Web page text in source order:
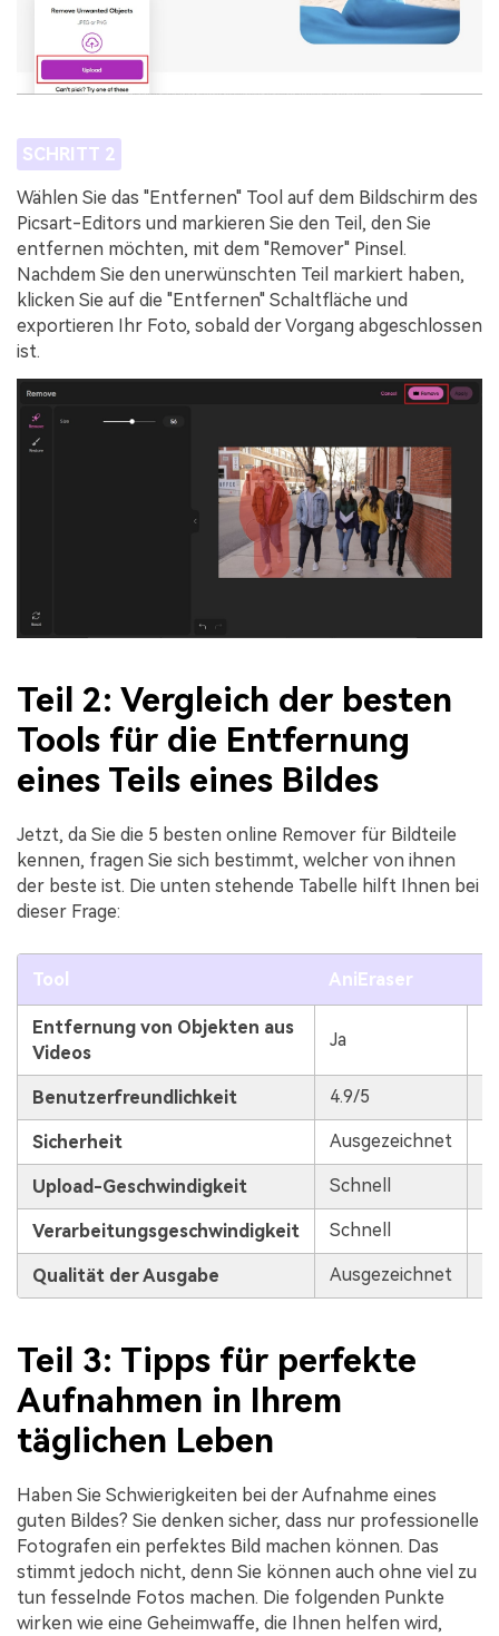
SCHRITT 2
Wählen Sie das "Entfernen" Tool auf dem Bildschirm des
Picsart-Editors und markieren Sie den Teil, den Sie
entfernen möchten, mit dem "Remover" Pinsel.
Nachdem Sie den unerwünschten Teil markiert haben,
klicken Sie auf die "Entfernen" Schaltfläche und
exportieren Ihr Foto, sobald der Vorgang abgeschlossen
ist.
Teil 2: Vergleich der besten
Tools für die Entfernung
eines Teils eines Bildes
Jetzt, da Sie die 5 besten online Remover für Bildteile
kennen, fragen Sie sich bestimmt, welcher von ihnen
der beste ist. Die unten stehende Tabelle hilft Ihnen bei
dieser Frage:
Tool AniEraser
Entfernung von Objekten aus
Videos
Ja
Benutzerfreundlichkeit 4.9/5
Sicherheit Ausgezeichnet
Upload-Geschwindigkeit Schnell
Verarbeitungsgeschwindigkeit Schnell
Qualität der Ausgabe Ausgezeichnet
Teil 3: Tipps für perfekte
Aufnahmen in Ihrem
täglichen Leben
Haben Sie Schwierigkeiten bei der Aufnahme eines
guten Bildes? Sie denken sicher, dass nur professionelle
Fotografen ein perfektes Bild machen können. Das
stimmt jedoch nicht, denn Sie können auch ohne viel zu
tun fesselnde Fotos machen. Die folgenden Punkte
wirken wie eine Geheimwaffe, die Ihnen helfen wird,